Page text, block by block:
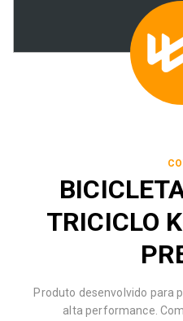
TRICICLO
Produto desenvolvido para
alta performance.